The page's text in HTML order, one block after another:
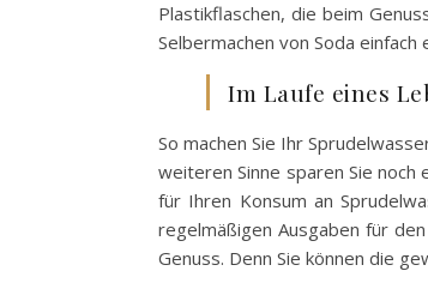
Plastikflaschen, die beim
Selbermachen von Soda einfach
Im Laufe eines
So machen Sie Ihr
weiteren Sinne sparen Sie
für Ihren Konsum an
regelmäßigen Ausgaben für den
Genuss. Denn Sie können die